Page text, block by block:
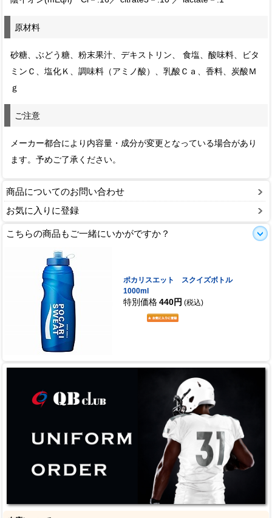
原材料
砂糖、ぶどう糖、粉末果汁、デキストリン、 食塩、酸味料、ビタ
ミンＣ、塩化Ｋ、調味料（アミノ酸）、乳酸Ｃａ、香料、炭酸Ｍ
ｇ
ご注意
メーカー都合により内容量・成分が変更となっている場合があり
ます。予めご了承ください。
商品についてのお問い合わせ
お気に入りに登録
こちらの商品もご一緒にいかがですか？
ポカリスエット スクイズボトル
1000ml
特別価格 440円 (税込)